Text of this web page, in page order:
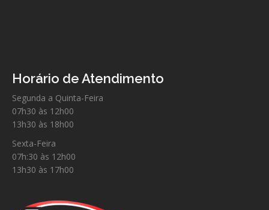
Horário de Atendimento
Segunda a Quinta-Feira
07h30 às 12h00
13h30 às 18h00
Sexta-Feira
07h:30 às 12h00
13h30 às 17h00